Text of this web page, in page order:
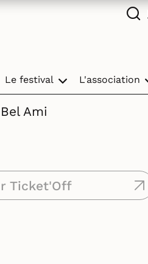
Le festival L'association
Bel Ami
Ticket'Off